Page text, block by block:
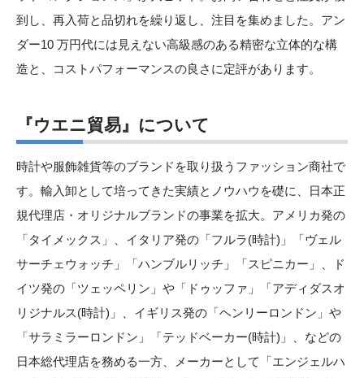
到し、再入荷と品切れを繰り返し、注目を集めました。アン
ダー10 万円代には見えない高級感のある精密な立体的な構
造と、コストパフォーマンスの良さに定評があります。
『ウエニ貿易』について
時計や服飾雑貨等のブランドを取り扱うファッション商社で
す。輸入卸として培ってきた実績とノウハウを礎に、日本正
規代理店・オリジナルブランドの事業を拡大。アメリカ発の
「タイメックス」、イタリア発の「フルラ(時計)」「ヴェル
サーチェウォッチ」「ハンブルリッチ」「スピニカー」、ド
イツ発の「ツェッペリン」や「ドゥッファ」「アディダスオ
リジナルス(時計)」、イギリス発の「ヘンリーロンドン」や
「サラミラーロンドン」「テッドベーカー(時計)」、などの
日本総代理店を務める一方、メーカーとして「エンジェルハ